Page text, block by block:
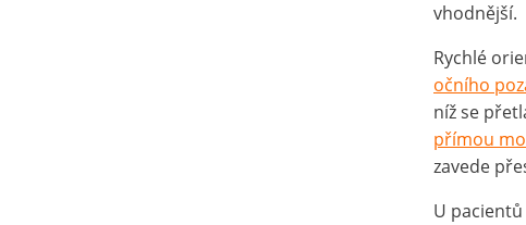
vhodnější.
Rychlé
očního
níž se
přímou
zavede
U